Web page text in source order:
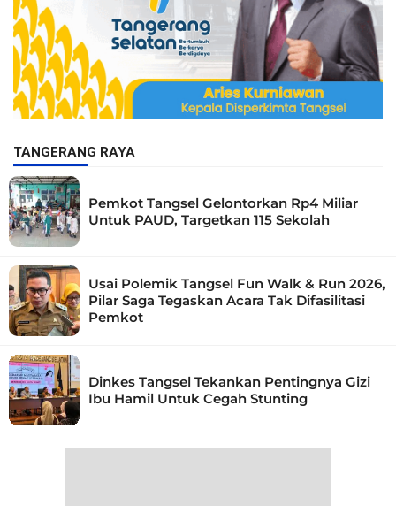
TANGERANG RAYA
Pemkot Tangsel Gelontorkan Rp4 Miliar
Untuk PAUD, Targetkan 115 Sekolah
Usai Polemik Tangsel Fun Walk & Run 2026,
Pilar Saga Tegaskan Acara Tak Difasilitasi
Pemkot
Dinkes Tangsel Tekankan Pentingnya Gizi
Ibu Hamil Untuk Cegah Stunting